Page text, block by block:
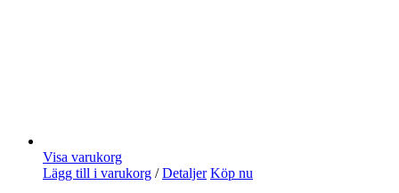
Visa varukorg
Lägg till i varukorg / Detaljer Köp nu